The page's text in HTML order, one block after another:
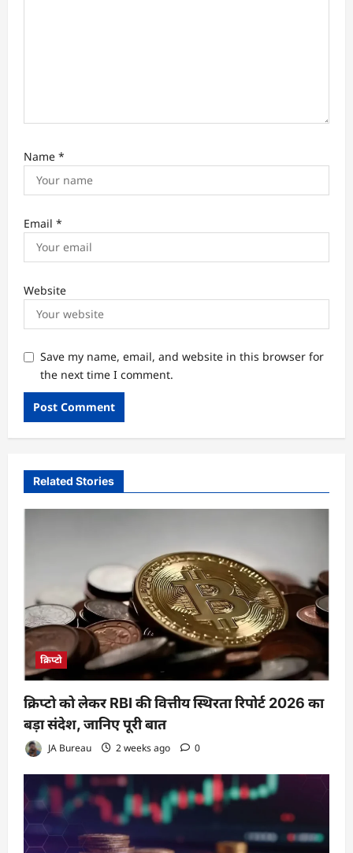
Name *
Email *
Website
Save my name, email, and website in this browser for
the next time I comment.
Related Stories
क्रिप्टो
क्रिप्टो को लेकर RBI की वित्तीय स्थिरता रिपोर्ट 2026 का
बड़ा संदेश, जानिए पूरी बात
JA Bureau 2 weeks ago 0